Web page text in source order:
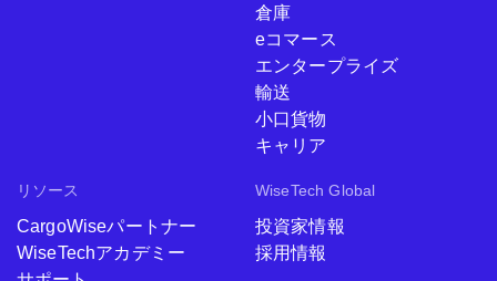
倉庫
eコマース
エンタープライズ
輸送
小口貨物
キャリア
リソース
CargoWiseパートナー
WiseTechアカデミー
WiseTech Global
投資家情報
採用情報